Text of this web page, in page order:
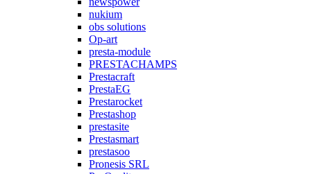
nukium
obs solutions
Op-art
presta-module
PRESTACHAMPS
Prestacraft
PrestaEG
Prestarocket
Prestashop
prestasite
Prestasmart
prestasoo
Pronesis SRL